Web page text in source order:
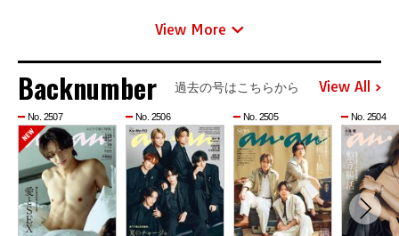
View More
Backnumber 過去の号はこちらから View All
No. 2507 No. 2506 No. 2505 No. 2504